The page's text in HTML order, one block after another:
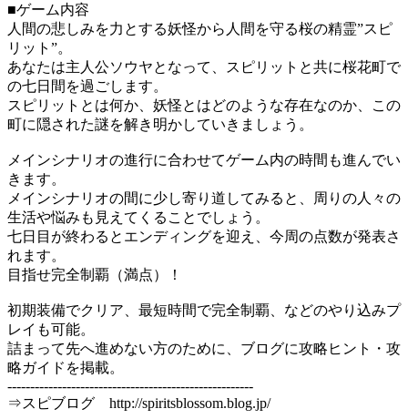
■ゲーム内容
人間の悲しみを力とする妖怪から人間を守る桜の精霊”スピ
リット”。
あなたは主人公ソウヤとなって、スピリットと共に桜花町で
の七日間を過ごします。
スピリットとは何か、妖怪とはどのような存在なのか、この
町に隠された謎を解き明かしていきましょう。
メインシナリオの進行に合わせてゲーム内の時間も進んでい
きます。
メインシナリオの間に少し寄り道してみると、周りの人々の
生活や悩みも見えてくることでしょう。
七日目が終わるとエンディングを迎え、今周の点数が発表さ
れます。
目指せ完全制覇（満点）！
初期装備でクリア、最短時間で完全制覇、などのやり込みプ
レイも可能。
詰まって先へ進めない方のために、ブログに攻略ヒント・攻
略ガイドを掲載。
------------------------------------------------------
⇒スピブログ http://spiritsblossom.blog.jp/